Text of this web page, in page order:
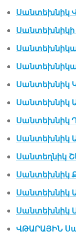
Սանտեխնիկ
Սանտեխնիկի
Սանտեխնիկ
Սանտեխնիկ
Սանտեխնիկ
Սանտեխնիկ
Սանտեղնիկ
Սանտեխնիկ
Սանտեխնիկ
Սանտեխնիկ
ՎԹԱՐԱՅԻՆ